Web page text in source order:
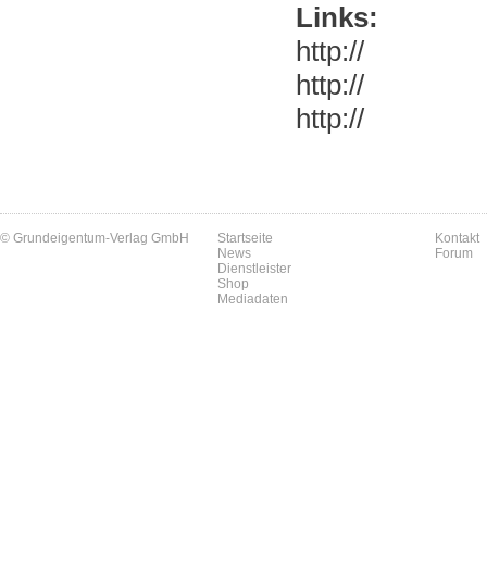
Links:
http://
http://
http://
© Grundeigentum-Verlag GmbH
Startseite
News
Dienstleister
Shop
Mediadaten
Kontakt
Forum